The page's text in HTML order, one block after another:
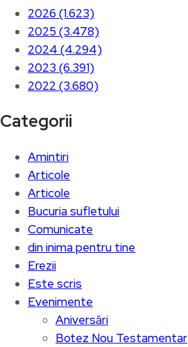
2026 (1.623)
2025 (3.478)
2024 (4.294)
2023 (6.391)
2022 (3.680)
Categorii
Amintiri
Articole
Articole
Bucuria sufletului
Comunicate
din inima pentru tine
Erezii
Este scris
Evenimente
Aniversări
Botez Nou Testamentar